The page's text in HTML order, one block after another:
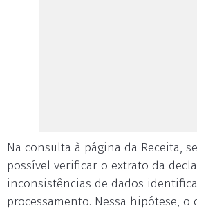
Na consulta à página da Receita,
possível verificar o extrato da
inconsistências de dados
processamento. Nessa hipótese,